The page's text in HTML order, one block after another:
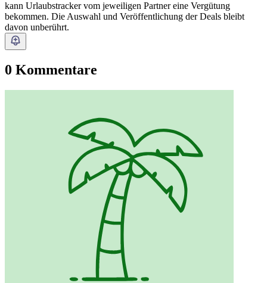
kann Urlaubstracker vom jeweiligen Partner eine Vergütung
bekommen. Die Auswahl und Veröffentlichung der Deals bleibt
davon unberührt.
0 Kommentare